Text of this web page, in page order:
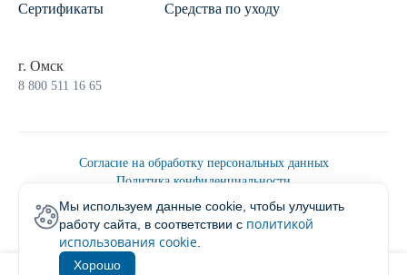
Сертификаты
Средства по уходу
г. Омск
8 800 511 16 65
Согласие на обработку персональных данных
Политика конфиденциальности
Политика обработки персональных данных
Пользовательским соглашением
2026 © Ювелирторг
Мы используем данные cookie, чтобы улучшить
работу сайта, в соответствии с политикой
использования cookie
Хорошо